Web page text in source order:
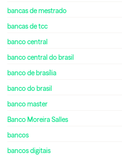
bancas de mestrado
bancas de tcc
banco central
banco central do brasil
banco de brasília
banco do brasil
banco master
Banco Moreira Salles
bancos
bancos digitais